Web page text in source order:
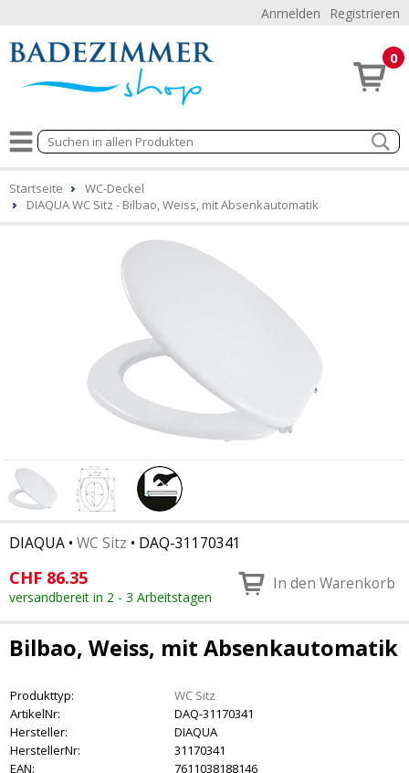
Anmelden Registrieren
0
Startseite
WC-Deckel
DIAQUA WC Sitz - Bilbao, Weiss, mit Absenkautomatik
DIAQUA • WC Sitz • DAQ-31170341
CHF 86.35
versandbereit in 2 - 3 Arbeitstagen
In den Warenkorb
Bilbao, Weiss, mit Absenkautomatik
Produkttyp:
WC Sitz
ArtikelNr:
DAQ-31170341
Hersteller:
DIAQUA
HerstellerNr:
31170341
EAN:
7611038188146